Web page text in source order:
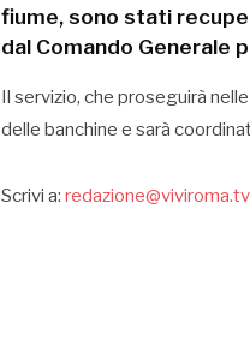
fiume, sono stati
dal Comando Generale
Il servizio, che proseguirà
delle banchine e sarà
Scrivi a: redazione@viviroma.tv